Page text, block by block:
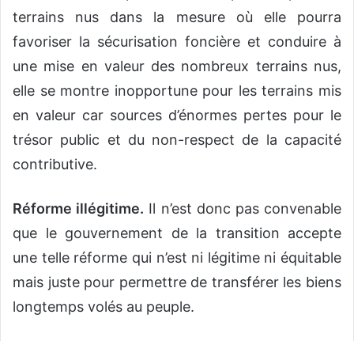
terrains nus dans la mesure où elle pourra
favoriser la sécurisation foncière et conduire à
une mise en valeur des nombreux terrains nus,
elle se montre inopportune pour les terrains mis
en valeur car sources d’énormes pertes pour le
trésor public et du non-respect de la capacité
contributive.
Réforme illégitime. Il n’est donc pas convenable
que le gouvernement de la transition accepte
une telle réforme qui n’est ni légitime ni équitable
mais juste pour permettre de transférer les biens
longtemps volés au peuple.